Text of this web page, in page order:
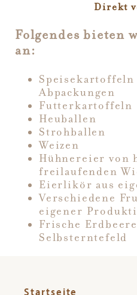
Direkt
Folgendes bieten
an:
Abpackungen
Futterkartoffeln
Heuballen
Strohballen
Weizen
Hühnereier von
freilaufenden
Eierlikör aus
Verschiedene
eigener
Frische
Selbsterntefeld
Startseite